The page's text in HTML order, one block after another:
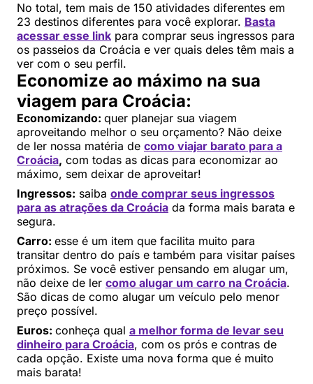
No total, tem mais de 150 atividades diferentes em
23 destinos diferentes para você explorar. Basta
acessar esse link para comprar seus ingressos para
os passeios da Croácia e ver quais deles têm mais a
ver com o seu perfil.
Economize ao máximo na sua
viagem para Croácia:
Economizando: quer planejar sua viagem
aproveitando melhor o seu orçamento? Não deixe
de ler nossa matéria de como viajar barato para a
Croácia, com todas as dicas para economizar ao
máximo, sem deixar de aproveitar!
Ingressos: saiba onde comprar seus ingressos
para as atrações da Croácia da forma mais barata e
segura.
Carro: esse é um item que facilita muito para
transitar dentro do país e também para visitar países
próximos. Se você estiver pensando em alugar um,
não deixe de ler como alugar um carro na Croácia.
São dicas de como alugar um veículo pelo menor
preço possível.
Euros: conheça qual a melhor forma de levar seu
dinheiro para Croácia, com os prós e contras de
cada opção. Existe uma nova forma que é muito
mais barata!